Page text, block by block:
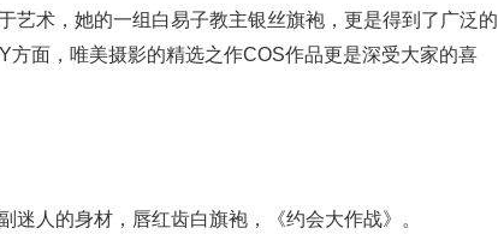
艺术，她的一组白易子教主银丝旗袍，更是得到了广泛的
面，唯美摄影的精选之作COS作品更是深受大家的喜
人的身材，唇红齿白旗袍，《约会大作战》。